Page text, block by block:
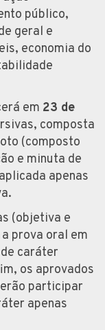
público,
geral e
economia do
em 23 de
composta
(composto
e minuta de
apenas
(objetiva e
prova oral em
caráter
os aprovados
participar
apenas